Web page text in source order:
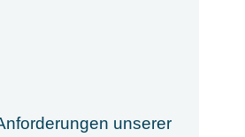
unserer